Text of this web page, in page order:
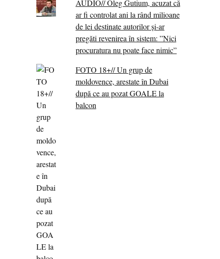
AUDIO// Oleg Gutium, acuzat că
ar fi controlat ani la rând milioane
de lei destinate autorilor și-ar
pregăti revenirea în sistem: ”Nici
procuratura nu poate face nimic”
FOTO 18+// Un grup de
moldovence, arestate în Dubai
după ce au pozat GOALE la
balcon